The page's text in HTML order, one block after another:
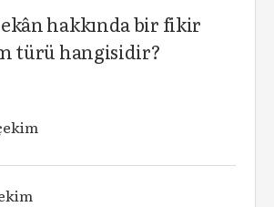
hakkında bir fikir
türü hangisidir?